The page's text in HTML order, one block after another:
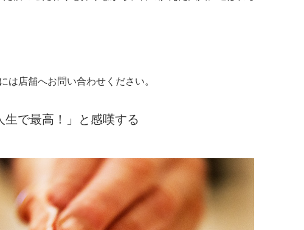
店舗へお問い合わせください。
で最高！」と感嘆する